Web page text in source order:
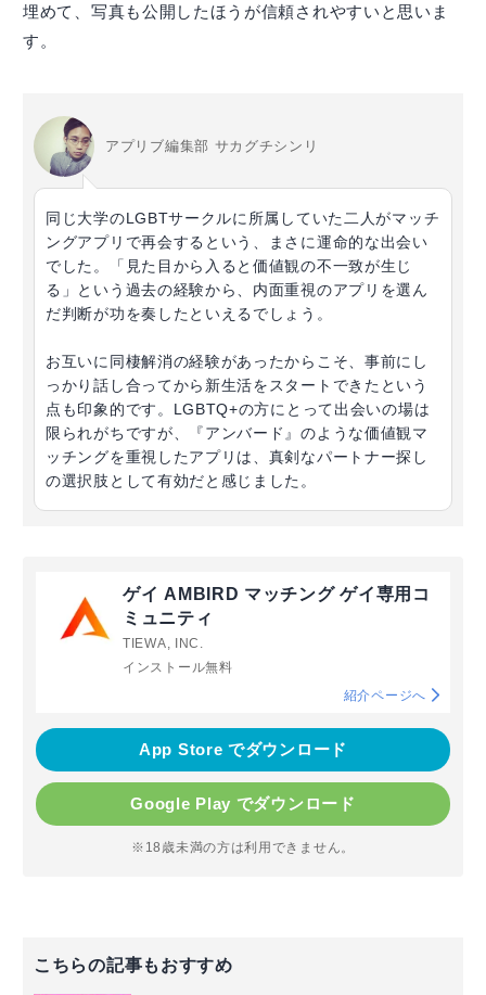
埋めて、写真も公開したほうが信頼されやすいと思いま
す。
アプリブ編集部 サカグチシンリ
同じ大学のLGBTサークルに所属していた二人がマッチ
ングアプリで再会するという、まさに運命的な出会い
でした。「見た目から入ると価値観の不一致が生じ
る」という過去の経験から、内面重視のアプリを選ん
だ判断が功を奏したといえるでしょう。
お互いに同棲解消の経験があったからこそ、事前にし
っかり話し合ってから新生活をスタートできたという
点も印象的です。LGBTQ+の方にとって出会いの場は
限られがちですが、『アンバード』のような価値観マ
ッチングを重視したアプリは、真剣なパートナー探し
の選択肢として有効だと感じました。
ゲイ AMBIRD マッチング ゲイ専用コ
ミュニティ
TIEWA, INC.
インストール無料
紹介ページへ
App Store でダウンロード
Google Play でダウンロード
※18歳未満の方は利用できません。
こちらの記事もおすすめ